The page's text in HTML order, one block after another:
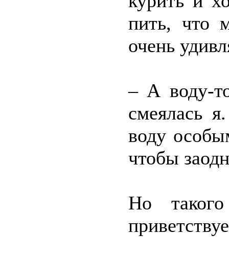
пить, что
очень
– А воду-
смеялась
воду
чтобы
Но